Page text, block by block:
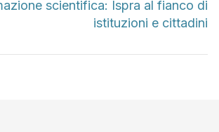
scientifica: Ispra al fianco di
istituzioni e cittadini